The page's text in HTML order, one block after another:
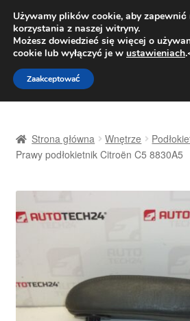
DOSTAWA od
Pn.-pt. 9:00-16:00
Przejdź
do
nawigacji
Przejdź
do
treści
Dostawa
Kontakt
Strona główna Wnętrze
Prawy podłokietnik Citroën C5 8830A5
Używamy plików cookie, aby
korzystania z naszej witryny.
Możesz dowiedzieć się więcej o
cookie lub wyłączyć je w ustawieniach
Zaakceptować